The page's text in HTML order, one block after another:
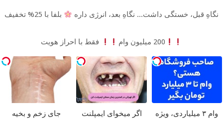
نگاهِ قبل، خستگی داشت... نگاهِ بعد، انرژی داره بلفا با 25% تخفیف
200 میلیون وام فقط با احراز هویت
وام ۳ میلیاردی، ویژه
اگر میخوای ایمپلنت
جای زخم و بخیه